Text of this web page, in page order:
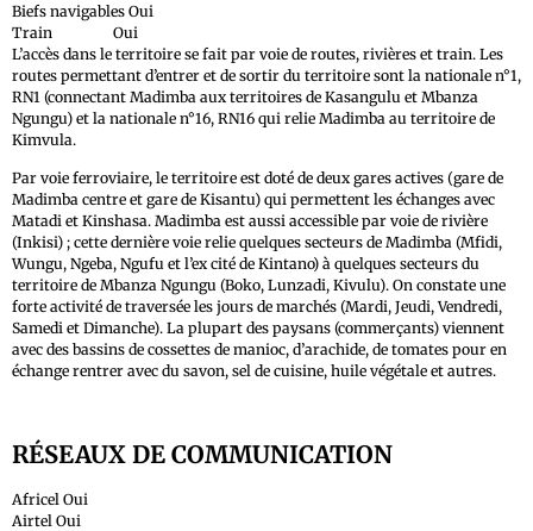
Biefs navigables Oui
Train Oui
L’accès dans le territoire se fait par voie de routes, rivières et train. Les
routes permettant d’entrer et de sortir du territoire sont la nationale n°1,
RN1 (connectant Madimba aux territoires de Kasangulu et Mbanza
Ngungu) et la nationale n°16, RN16 qui relie Madimba au territoire de
Kimvula.
Par voie ferroviaire, le territoire est doté de deux gares actives (gare de
Madimba centre et gare de Kisantu) qui permettent les échanges avec
Matadi et Kinshasa. Madimba est aussi accessible par voie de rivière
(Inkisi) ; cette dernière voie relie quelques secteurs de Madimba (Mfidi,
Wungu, Ngeba, Ngufu et l’ex cité de Kintano) à quelques secteurs du
territoire de Mbanza Ngungu (Boko, Lunzadi, Kivulu). On constate une
forte activité de traversée les jours de marchés (Mardi, Jeudi, Vendredi,
Samedi et Dimanche). La plupart des paysans (commerçants) viennent
avec des bassins de cossettes de manioc, d’arachide, de tomates pour en
échange rentrer avec du savon, sel de cuisine, huile végétale et autres.
RÉSEAUX DE COMMUNICATION
Africel Oui
Airtel Oui